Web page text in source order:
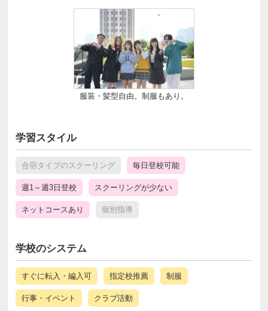
服装・髪型自由。制服もあり。
学習スタイル
合宿タイプのスクーリング 毎日登校可能
週1～週3日登校 スクーリングが少ない
ネットコースあり 個別指導
学校のシステム
すぐに転入・編入可 指定校推薦 制服
行事・イベント クラブ活動